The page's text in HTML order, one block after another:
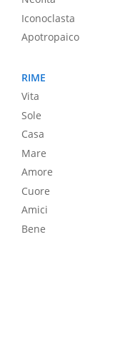
Iconoclasta
Apotropaico
RIME
Vita
Sole
Casa
Mare
Amore
Cuore
Amici
Bene